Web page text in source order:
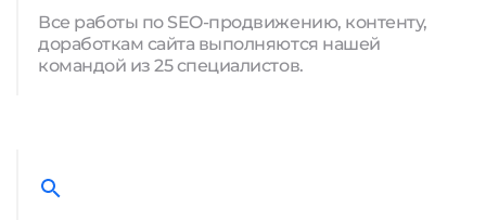
Все работы по SEO-продвижению, контенту,
доработкам сайта выполняются нашей
командой из 25 специалистов.